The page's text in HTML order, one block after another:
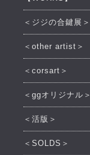
＜ジジの合鍵展＞
＜other artist＞
＜corsart＞
＜ggオリジナル＞
＜活版＞
＜SOLDS＞